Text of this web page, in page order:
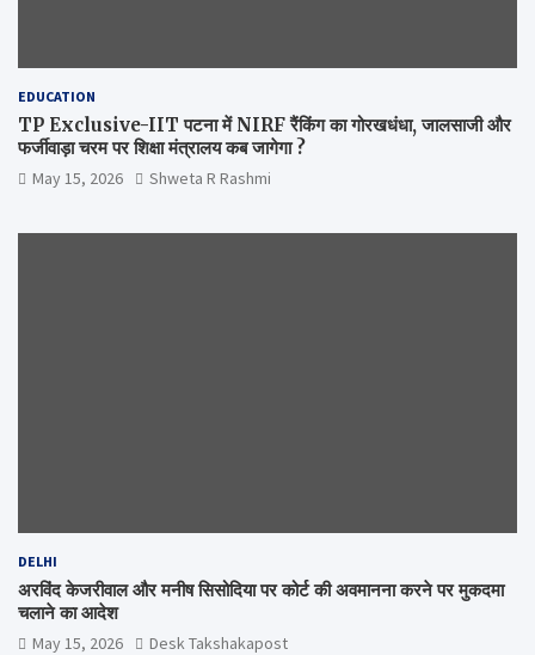
EDUCATION
TP Exclusive-IIT पटना में NIRF रैंकिंग का गोरखधंधा, जालसाजी और
फर्जीवाड़ा चरम पर शिक्षा मंत्रालय कब जागेगा ?
May 15, 2026 Shweta R Rashmi
DELHI
अरविंद केजरीवाल और मनीष सिसोदिया पर कोर्ट की अवमानना करने पर मुकदमा
चलाने का आदेश
May 15, 2026 Desk Takshakapost